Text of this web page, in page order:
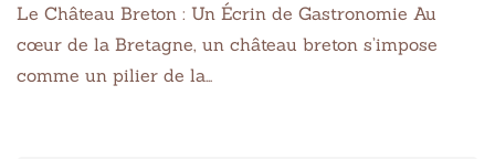
Le Château Breton : Un Écrin de Gastronomie Au
cœur de la Bretagne, un château breton s’impose
comme un pilier de la…